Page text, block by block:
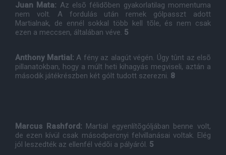
Juan Mata: Az elsõ félidõben gyakorlatilag momentuma
nem volt. A fordulás után remek gólpasszt adott
Martialnak, de ennél sokkal több kell tõle, és nem csak
ezen a meccsen, általában véve. 5
Anthony Martial: A fény az alagút végén. Úgy tûnt az elsõ
pillanatokban, hogy a múlt heti kihagyás megviseli, aztán a
második játékrészben két gólt tudott szerezni. 8
Marcus Rashford: Martial egyenlítõgóljában benne volt,
de ezen kívül csak másodpercnyi felvillanásai voltak. Elég
jól leszedték az ellenfél védõi a pályáról. 5